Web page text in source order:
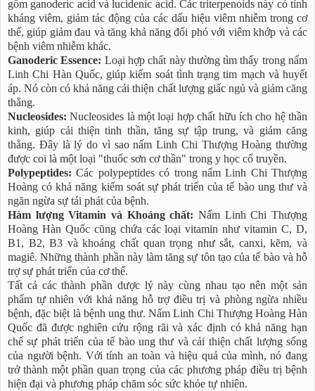
gồm ganoderic acid và lucidenic acid. Các triterpenoids này có tính
kháng viêm, giảm tác động của các dấu hiệu viêm nhiễm trong cơ
thể, giúp giảm đau và tăng khả năng đối phó với viêm khớp và các
bệnh viêm nhiễm khác.
Ganoderic Essence: Loại hợp chất này thường tìm thấy trong nấm
Linh Chi Hàn Quốc, giúp kiểm soát tình trạng tim mạch và huyết
áp. Nó còn có khả năng cải thiện chất lượng giấc ngủ và giảm căng
thẳng.
Nucleosides: Nucleosides là một loại hợp chất hữu ích cho hệ thần
kinh, giúp cải thiện tinh thần, tăng sự tập trung, và giảm căng
thẳng. Đây là lý do vì sao nấm Linh Chi Thượng Hoàng thường
được coi là một loại "thuốc sơn cơ thần" trong y học cổ truyền.
Polypeptides: Các polypeptides có trong nấm Linh Chi Thượng
Hoàng có khả năng kiểm soát sự phát triển của tế bào ung thư và
ngăn ngừa sự tái phát của bệnh.
Hàm lượng Vitamin và Khoáng chất: Nấm Linh Chi Thượng
Hoàng Hàn Quốc cũng chứa các loại vitamin như vitamin C, D,
B1, B2, B3 và khoáng chất quan trọng như sắt, canxi, kẽm, và
magiê. Những thành phần này làm tăng sự tôn tạo của tế bào và hỗ
trợ sự phát triển của cơ thể.
Tất cả các thành phần dược lý này cùng nhau tạo nên một sản
phẩm tự nhiên với khả năng hỗ trợ điều trị và phòng ngừa nhiều
bệnh, đặc biệt là bệnh ung thư. Nấm Linh Chi Thượng Hoàng Hàn
Quốc đã được nghiên cứu rộng rãi và xác định có khả năng hạn
chế sự phát triển của tế bào ung thư và cải thiện chất lượng sống
của người bệnh. Với tính an toàn và hiệu quả của mình, nó đang
trở thành một phần quan trọng của các phương pháp điều trị bệnh
hiện đại và phương pháp chăm sóc sức khỏe tự nhiên.